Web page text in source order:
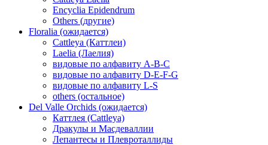
Encyclia Epidendrum
Others (другие)
Floralia (ожидается)
Cattleya (Каттлеи)
Laelia (Лаелия)
видовые по алфавиту A-B-C
видовые по алфавиту D-E-F-G
видовые по алфавиту L-S
others (остальное)
Del Valle Orchids (ожидается)
Каттлея (Cattleya)
Дракулы и Масдеваллии
Лепантесы и Плевроталлиды